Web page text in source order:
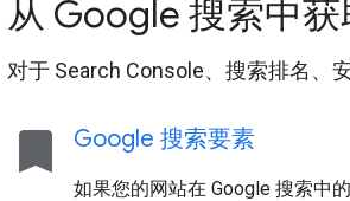
从 Google 搜索中
对于 Search Console、搜索排名、
bookmark Google 搜索要素
如果您的网站在 Google 搜索中